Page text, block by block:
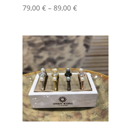
79,00 €– 89,00 €